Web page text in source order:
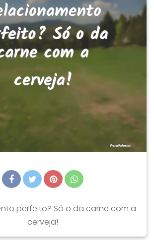
perfeito? Só o da carne com a
cerveja!